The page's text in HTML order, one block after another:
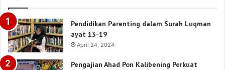
Pendidikan Parenting dalam Surah Luqman
ayat 13-19
April 24, 2024
Pengajian Ahad Pon Kalibening Perkuat